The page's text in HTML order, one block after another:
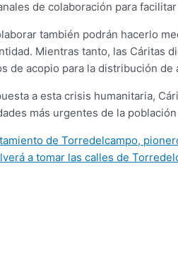
de colaboración para
también podrán hacerlo
Mientras tanto, las Cáritas
de acopio para la distribución de
a esta crisis humanitaria,
más urgentes de la
de Torredelcampo,
a tomar las calles de